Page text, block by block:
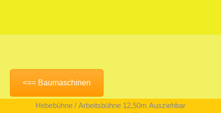
<== Baumaschinen
Hebebühne / Arbeitsbühne 12,50m Ausziehbar